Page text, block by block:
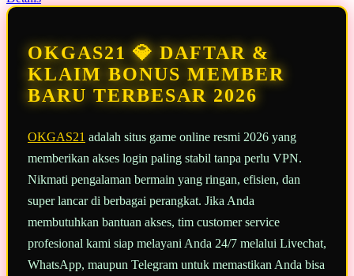
13
halaman
yang
sama.
OKGAS21 💎 DAFTAR &
KLAIM BONUS MEMBER
BARU TERBESAR 2026
OKGAS21 adalah situs game online resmi 2026 yang
memberikan akses login paling stabil tanpa perlu VPN.
Nikmati pengalaman bermain yang ringan, efisien, dan
super lancar di berbagai perangkat. Jika Anda
membutuhkan bantuan akses, tim customer service
profesional kami siap melayani Anda 24/7 melalui Livechat,
WhatsApp, maupun Telegram untuk memastikan Anda bisa